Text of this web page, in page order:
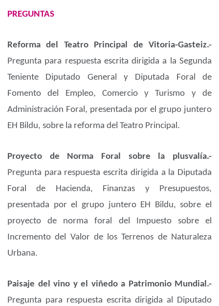
PREGUNTAS
Reforma del Teatro Principal de Vitoria-Gasteiz.-
Pregunta para respuesta escrita dirigida a la Segunda
Teniente Diputado General y Diputada Foral de
Fomento del Empleo, Comercio y Turismo y de
Administración Foral, presentada por el grupo juntero
EH Bildu, sobre la reforma del Teatro Principal.
Proyecto de Norma Foral sobre la plusvalía.-
Pregunta para respuesta escrita dirigida a la Diputada
Foral de Hacienda, Finanzas y Presupuestos,
presentada por el grupo juntero EH Bildu, sobre el
proyecto de norma foral del Impuesto sobre el
Incremento del Valor de los Terrenos de Naturaleza
Urbana.
Paisaje del vino y el viñedo a Patrimonio Mundial.-
Pregunta para respuesta escrita dirigida al Diputado